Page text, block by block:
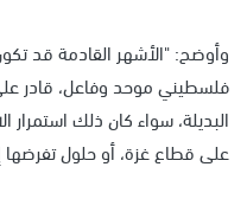
وأوضح: "الأشهر القادمة قد
فلسطيني موحد وفاعل، قادر
البديلة، سواء كان ذلك استمرار
على قطاع غزة، أو حلول تفرضها